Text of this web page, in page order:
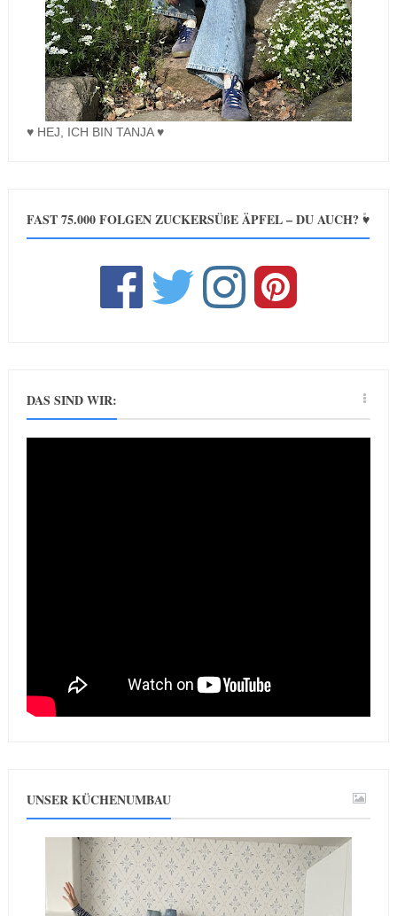
♥ HEJ, ICH BIN TANJA ♥
FAST 75.000 FOLGEN ZUCKERSÜßE ÄPFEL – DU AUCH? ♥
DAS SIND WIR:
UNSER KÜCHENUMBAU